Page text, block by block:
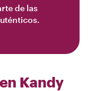
de las
Kandy